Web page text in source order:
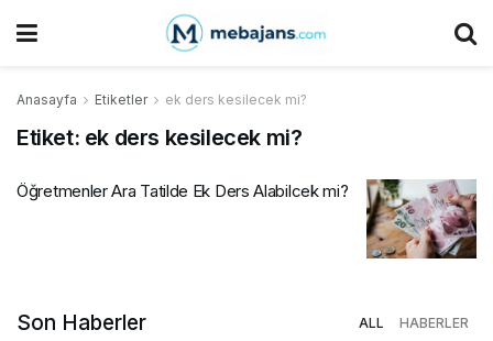
Anasayfa Etiketler ek ders kesilecek mi?
Etiket: ek ders kesilecek mi?
Öğretmenler Ara Tatilde Ek Ders Alabilcek mi?
Son Haberler ALL HABERLER